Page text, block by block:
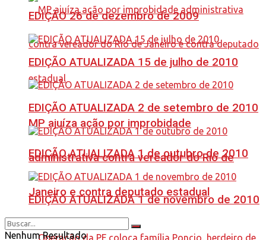
MP ajuíza ação por improbidade
administrativa contra vereador do Rio de
Janeiro e contra deputado estadual
EDIÇÃO 26 de dezembro de 2009
EDIÇÃO ATUALIZADA 15 de julho de 2010
EDIÇÃO ATUALIZADA 2 de setembro de 2010
EDIÇÃO ATUALIZADA 1 de outubro de 2010
EDIÇÃO ATUALIZADA 1 de novembro de 2010
Nenhum Resultado